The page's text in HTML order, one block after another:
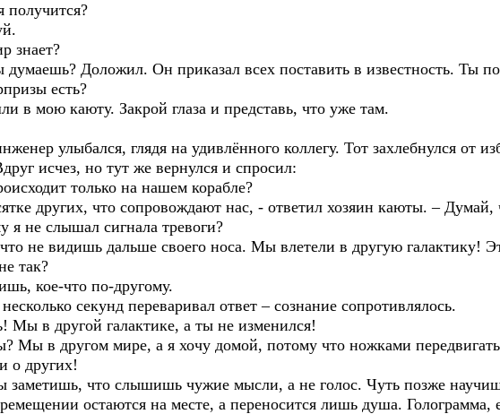
знает?
Доложил. Он приказал всех поставить в известность. Ты
есть?
в мою каюту. Закрой глаза и представь, что уже там.
улыбался, глядя на удивлённого коллегу. Тот захлебнулся от
исчез, но тут же вернулся и спросил:
только на нашем корабле?
других, что сопровождают нас, - ответил хозяин каюты. – Думай,
я не слышал сигнала тревоги?
не видишь дальше своего носа. Мы влетели в другую галактику!
так?
кое-что по-другому.
секунд переваривал ответ – сознание сопротивлялось.
в другой галактике, а ты не изменился!
Мы в другом мире, а я хочу домой, потому что ножками
о других!
заметишь, что слышишь чужие мысли, а не голос. Чуть позже
остаются на месте, а переносится лишь душа. Голограмма,